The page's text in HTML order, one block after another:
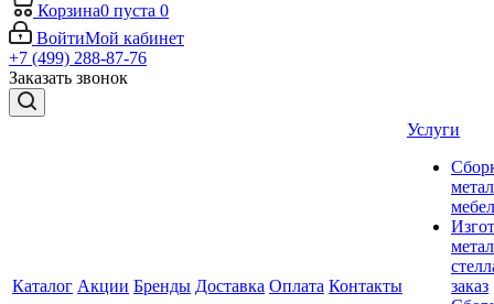
Корзина0 пуста 0
ВойтиМой кабинет
+7 (499) 288-87-76
Заказать звонок
Каталог Акции Бренды Доставка Оплата Контакты
Услуги
заказ